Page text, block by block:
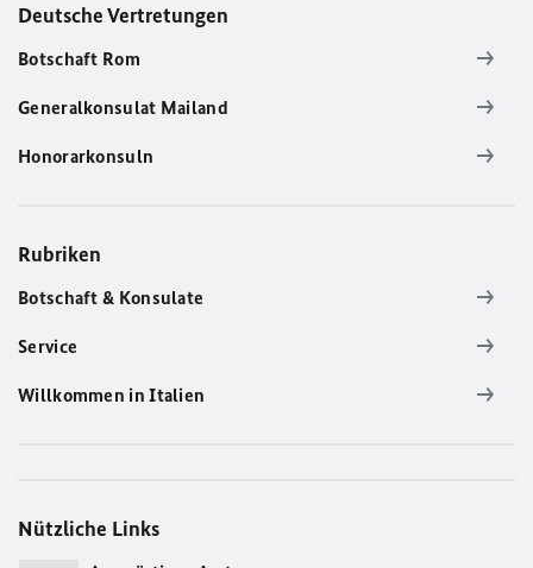
Deutsche Vertretungen
Botschaft Rom
Generalkonsulat Mailand
Honorarkonsuln
Rubriken
Botschaft & Konsulate
Service
Willkommen in Italien
Nützliche Links